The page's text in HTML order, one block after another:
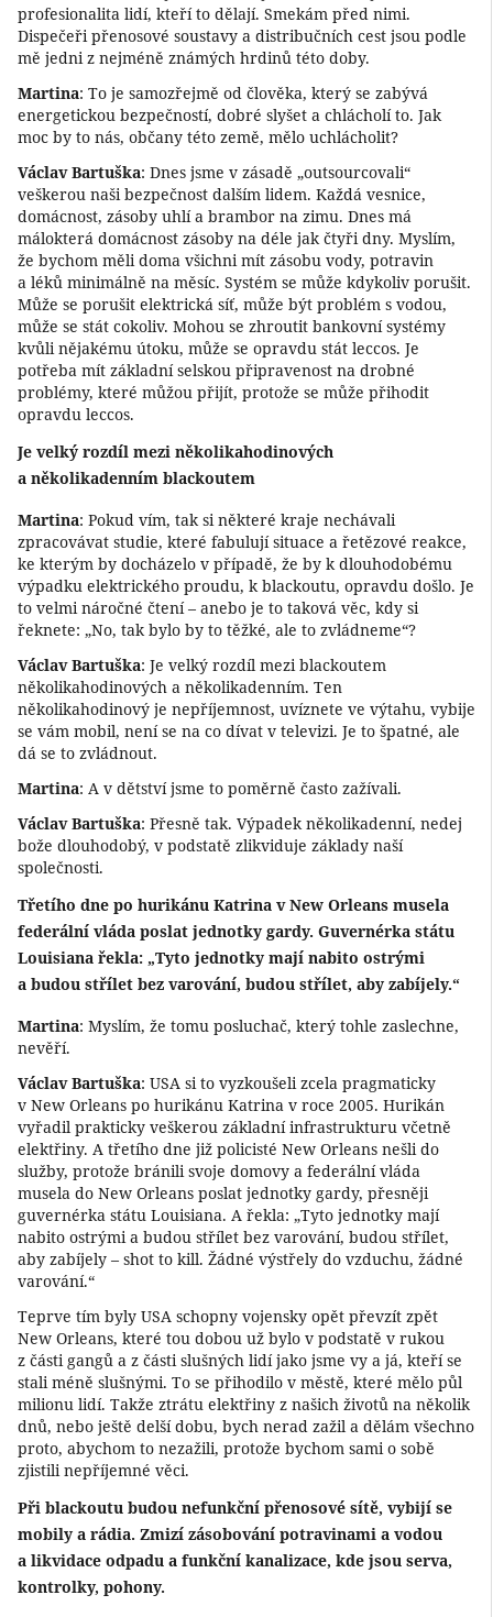
profesionalita lidí, kteří to dělají. Smekám před nimi.
Dispečeři přenosové soustavy a distribučních cest jsou podle
mě jedni z nejméně známých hrdinů této doby.
Martina: To je samozřejmě od člověka, který se zabývá
energetickou bezpečností, dobré slyšet a chlácholí to. Jak
moc by to nás, občany této země, mělo uchlácholit?
Václav Bartuška: Dnes jsme v zásadě „outsourcovali“
veškerou naši bezpečnost dalším lidem. Každá vesnice,
domácnost, zásoby uhlí a brambor na zimu. Dnes má
málokterá domácnost zásoby na déle jak čtyři dny. Myslím,
že bychom měli doma všichni mít zásobu vody, potravin
a léků minimálně na měsíc. Systém se může kdykoliv porušit.
Může se porušit elektrická síť, může být problém s vodou,
může se stát cokoliv. Mohou se zhroutit bankovní systémy
kvůli nějakému útoku, může se opravdu stát leccos. Je
potřeba mít základní selskou připravenost na drobné
problémy, které můžou přijít, protože se může přihodit
opravdu leccos.
Je velký rozdíl mezi několikahodinových
a několikadenním blackoutem
Martina: Pokud vím, tak si některé kraje nechávali
zpracovávat studie, které fabulují situace a řetězové reakce,
ke kterým by docházelo v případě, že by k dlouhodobému
výpadku elektrického proudu, k blackoutu, opravdu došlo. Je
to velmi náročné čtení – anebo je to taková věc, kdy si
řeknete: „No, tak bylo by to těžké, ale to zvládneme“?
Václav Bartuška: Je velký rozdíl mezi blackoutem
několikahodinových a několikadenním. Ten
několikahodinový je nepříjemnost, uvíznete ve výtahu, vybije
se vám mobil, není se na co dívat v televizi. Je to špatné, ale
dá se to zvládnout.
Martina: A v dětství jsme to poměrně často zažívali.
Václav Bartuška: Přesně tak. Výpadek několikadenní, nedej
bože dlouhodobý, v podstatě zlikviduje základy naší
společnosti.
Třetího dne po hurikánu Katrina v New Orleans musela
federální vláda poslat jednotky gardy. Guvernérka státu
Louisiana řekla: „Tyto jednotky mají nabito ostrými
a budou střílet bez varování, budou střílet, aby zabíjely.“
Martina: Myslím, že tomu posluchač, který tohle zaslechne,
nevěří.
Václav Bartuška: USA si to vyzkoušeli zcela pragmaticky
v New Orleans po hurikánu Katrina v roce 2005. Hurikán
vyřadil prakticky veškerou základní infrastrukturu včetně
elektřiny. A třetího dne již policisté New Orleans nešli do
služby, protože bránili svoje domovy a federální vláda
musela do New Orleans poslat jednotky gardy, přesněji
guvernérka státu Louisiana. A řekla: „Tyto jednotky mají
nabito ostrými a budou střílet bez varování, budou střílet,
aby zabíjely – shot to kill. Žádné výstřely do vzduchu, žádné
varování.“
Teprve tím byly USA schopny vojensky opět převzít zpět
New Orleans, které tou dobou už bylo v podstatě v rukou
z části gangů a z části slušných lidí jako jsme vy a já, kteří se
stali méně slušnými. To se přihodilo v městě, které mělo půl
milionu lidí. Takže ztrátu elektřiny z našich životů na několik
dnů, nebo ještě delší dobu, bych nerad zažil a dělám všechno
proto, abychom to nezažili, protože bychom sami o sobě
zjistili nepříjemné věci.
Při blackoutu budou nefunkční přenosové sítě, vybijí se
mobily a rádia. Zmizí zásobování potravinami a vodou
a likvidace odpadu a funkční kanalizace, kde jsou serva,
kontrolky, pohony.